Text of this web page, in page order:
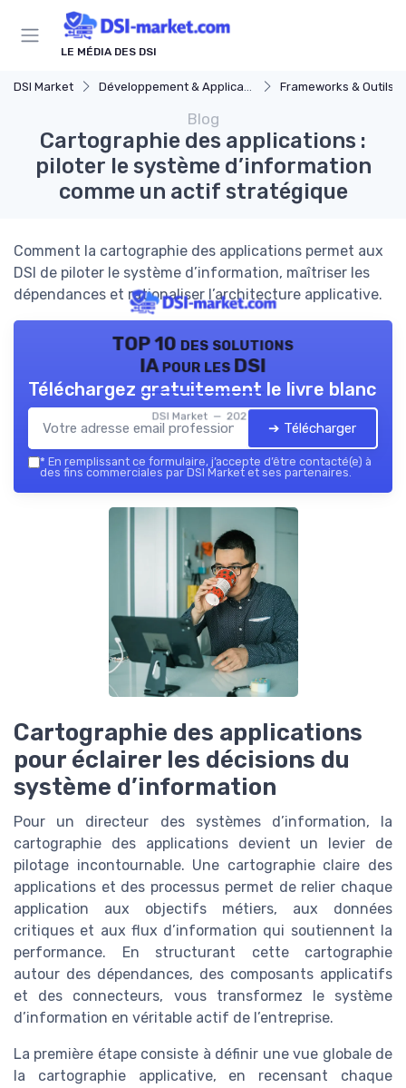
LE MÉDIA DES DSI
DSI Market Développement & Applications Frameworks & Outils
Blog
Cartographie des applications :
piloter le système d’information
comme un actif stratégique
Comment la cartographie des applications permet aux
DSI de piloter le système d’information, maîtriser les
dépendances et rationaliser l’architecture applicative.
TOP 10 des solutions
IA pour les DSI
DSI Market — 2026
Téléchargez gratuitement le livre blanc
➔ Télécharger
* En remplissant ce formulaire, j’accepte d’être contacté(e) à
des fins commerciales par DSI Market et ses partenaires.
Cartographie des applications
pour éclairer les décisions du
système d’information
Pour un directeur des systèmes d’information, la
cartographie des applications devient un levier de
pilotage incontournable. Une cartographie claire des
applications et des processus permet de relier chaque
application aux objectifs métiers, aux données
critiques et aux flux d’information qui soutiennent la
performance. En structurant cette cartographie
autour des dépendances, des composants applicatifs
et des connecteurs, vous transformez le système
d’information en véritable actif de l’entreprise.
La première étape consiste à définir une vue globale de
la cartographie applicative, en recensant chaque
Panneau de gestion des cookies